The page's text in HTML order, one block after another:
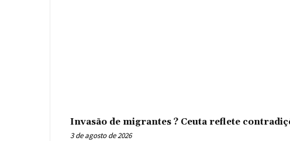
Invasão de migrantes ? Ceuta reflete
3 de agosto de 2026